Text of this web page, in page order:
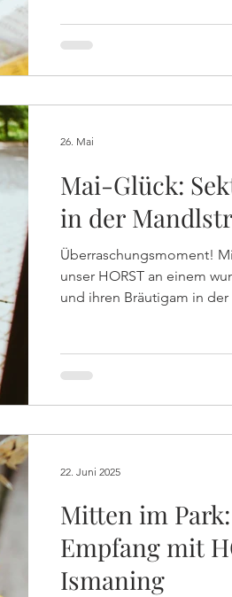
Treppe des Balkons des
draußen kamen! Und die
zwischen Prosecco und
Mai-Glück:
in der
Überraschungsmoment!
unser HORST an einem
und ihren Bräutigam in
rund 20 Gäste! Liebe
Fest und wir wünschen
26. Mai
Mitten im
Empfang mit
Ismaning
22. Juni 2025